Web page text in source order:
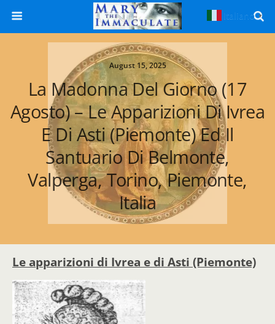
August 15, 2025
La Madonna Del Giorno (17
Agosto) – Le Apparizioni Di Ivrea
E Di Asti (Piemonte) Ed Il
Santuario Di Belmonte,
Valperga, Torino, Piemonte,
Italia
Le apparizioni di Ivrea e di Asti (Piemonte)
Italiano ▼